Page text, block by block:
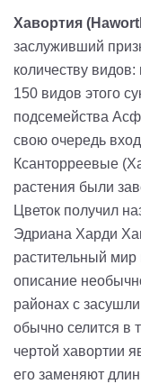
Хавортия
заслуживший
количеству
150 видов этого
подсемейства
свою очередь
Ксанторреевые
растения были
Цветок получил
Эдриана Харди
растительный
описание
районах с
обычно селится в
чертой хавортии
его заменяют